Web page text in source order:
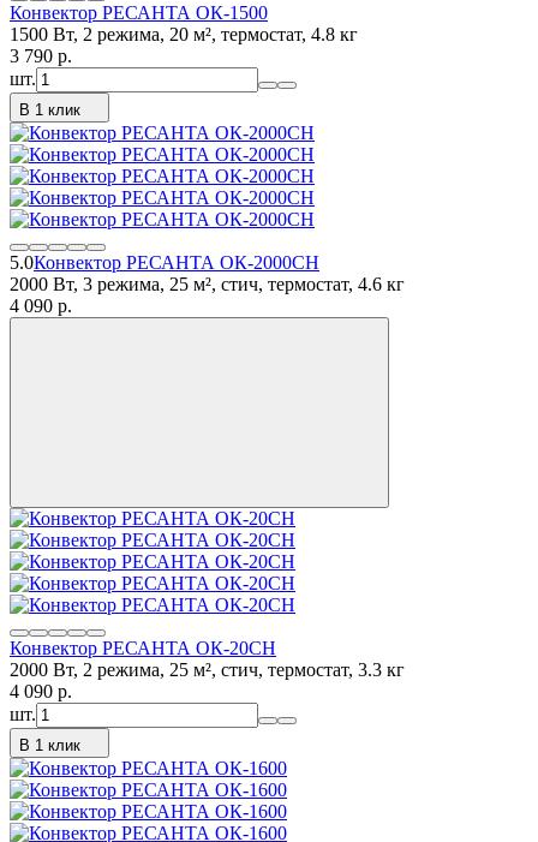
Конвектор РЕСАНТА ОК-1500
1500 Вт, 2 режима, 20 м², термостат, 4.8 кг
3 790 p.
шт.
В 1 клик
5.0Конвектор РЕСАНТА ОК-2000СН
2000 Вт, 3 режима, 25 м², стич, термостат, 4.6 кг
4 090 p.
Конвектор РЕСАНТА ОК-20СН
2000 Вт, 2 режима, 25 м², стич, термостат, 3.3 кг
4 090 p.
шт.
В 1 клик